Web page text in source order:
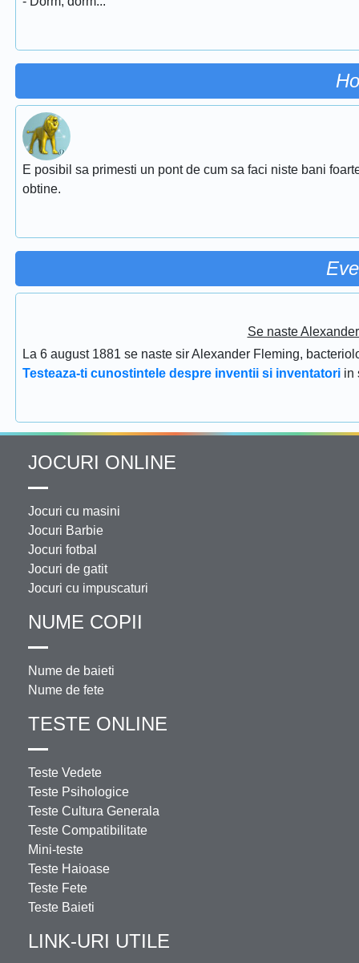
E posibil sa primesti un pont de cum sa faci niste bani
obtine.
Se naste
La 6 august 1881 se naste sir Alexander Fleming,
Testeaza-ti cunostintele despre inventii si inventatori in
JOCURI ONLINE
Jocuri cu masini
Jocuri Barbie
Jocuri fotbal
Jocuri de gatit
Jocuri cu impuscaturi
NUME COPII
Nume de baieti
Nume de fete
TESTE ONLINE
Teste Vedete
Teste Psihologice
Teste Cultura Generala
Teste Compatibilitate
Mini-teste
Teste Haioase
Teste Fete
Teste Baieti
LINK-URI UTILE